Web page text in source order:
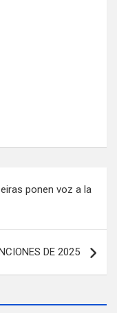
ponen voz a la
DE 2025